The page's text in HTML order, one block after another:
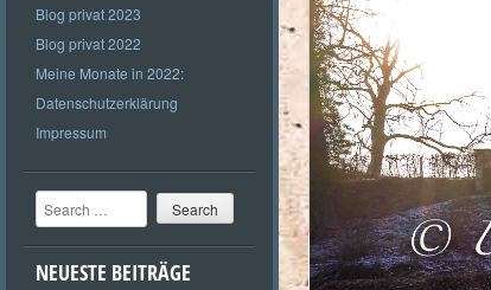
Blog privat 2023
Blog privat 2022
Meine Monate in 2022:
Datenschutzerklärung
Impressum
Search
NEUESTE BEITRÄGE